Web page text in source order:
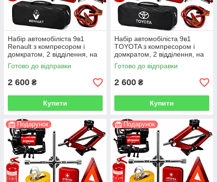
Набір автомобіліста 9в1
Renault з компресором і
домкратом, 2 відділення, на
липучках, чорний
Готово до відправки
2 600 ₴
Купити
Набір автомобіліста 9в1
TOYOTA з компресором і
домкратом, 2 відділення, на
липучках, чорний
Готово до відправки
2 600 ₴
Купити
Подарунок Подарунок